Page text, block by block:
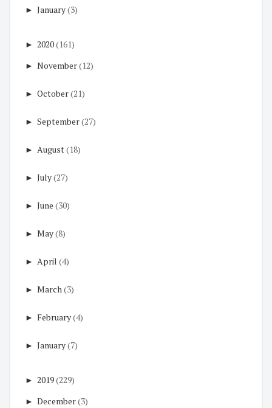
► January(3)
► 2020(161)
► November(12)
► October(21)
► September(27)
► August(18)
► July(27)
► June (30)
► May(8)
► April (4)
► March(3)
► February(4)
► January(7)
► 2019(229)
► December(3)